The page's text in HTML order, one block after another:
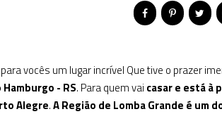
vocês um lugar incrível Que tive o prazer
- RS. Para quem vai casar e está à
Alegre.A Região de Lomba Grande é um